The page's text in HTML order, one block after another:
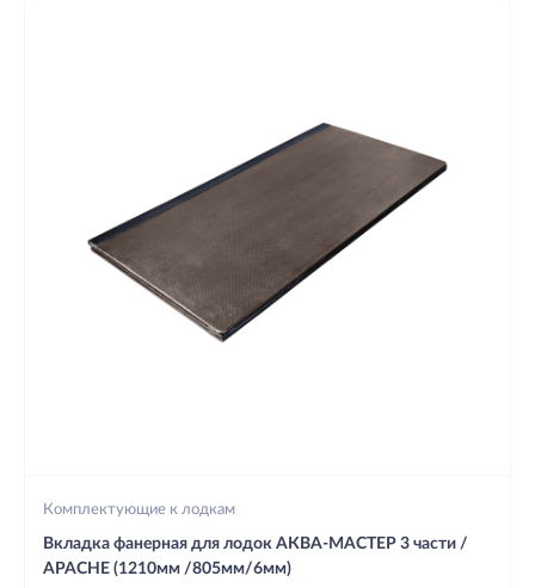
Комплектующие к лодкам
Вкладка фанерная для лодок АКВА-МАСТЕР 3 части /
APACHE (1210мм /805мм/6мм)